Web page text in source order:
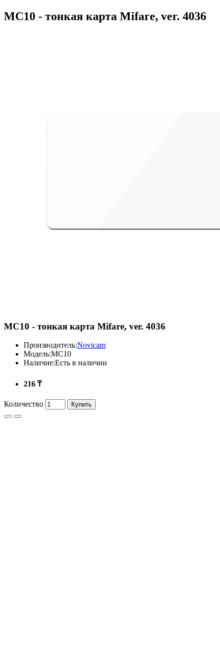
MC10 - тонкая карта Mifare, ver. 4036
MC10 - тонкая карта Mifare, ver. 4036
Производитель:Novicam
Модель:MC10
Наличие:Есть в наличии
216 ₸
Количество Купить